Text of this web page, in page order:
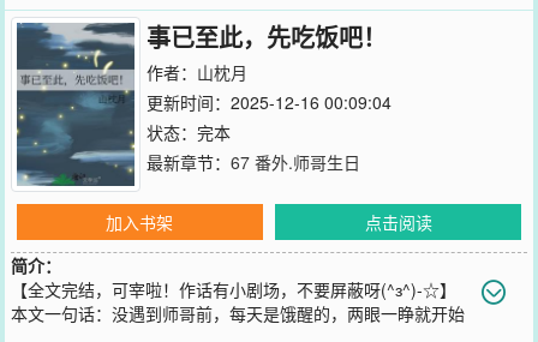
事已至此，先吃饭吧！
作者： 山枕月
更新时间：2025-12-16 00:09:04
状态：完本
最新章节： 67 番外.师哥生日
加入书架
点击阅读
简介：
【全文完结，可宰啦！作话有小剧场，不要屏蔽呀(^з^)-☆】
本文一句话：没遇到师哥前，每天是饿醒的，两眼一睁就开始